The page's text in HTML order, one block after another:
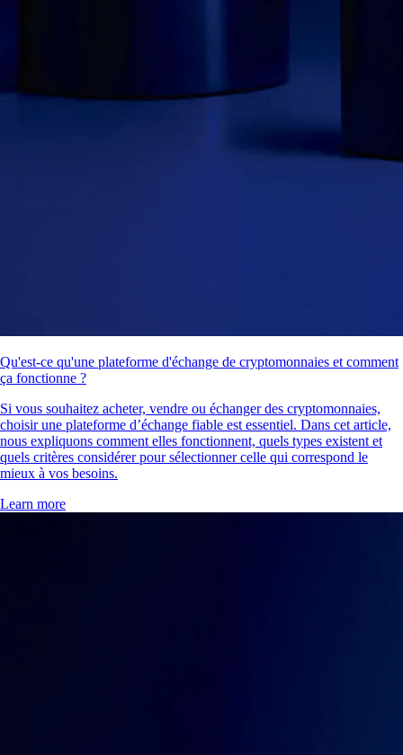
Qu'est-ce qu'une plateforme d'échange de cryptomonnaies et comment
ça fonctionne ?
Si vous souhaitez acheter, vendre ou échanger des cryptomonnaies,
choisir une plateforme d’échange fiable est essentiel. Dans cet article,
nous expliquons comment elles fonctionnent, quels types existent et
quels critères considérer pour sélectionner celle qui correspond le
mieux à vos besoins.
Learn more